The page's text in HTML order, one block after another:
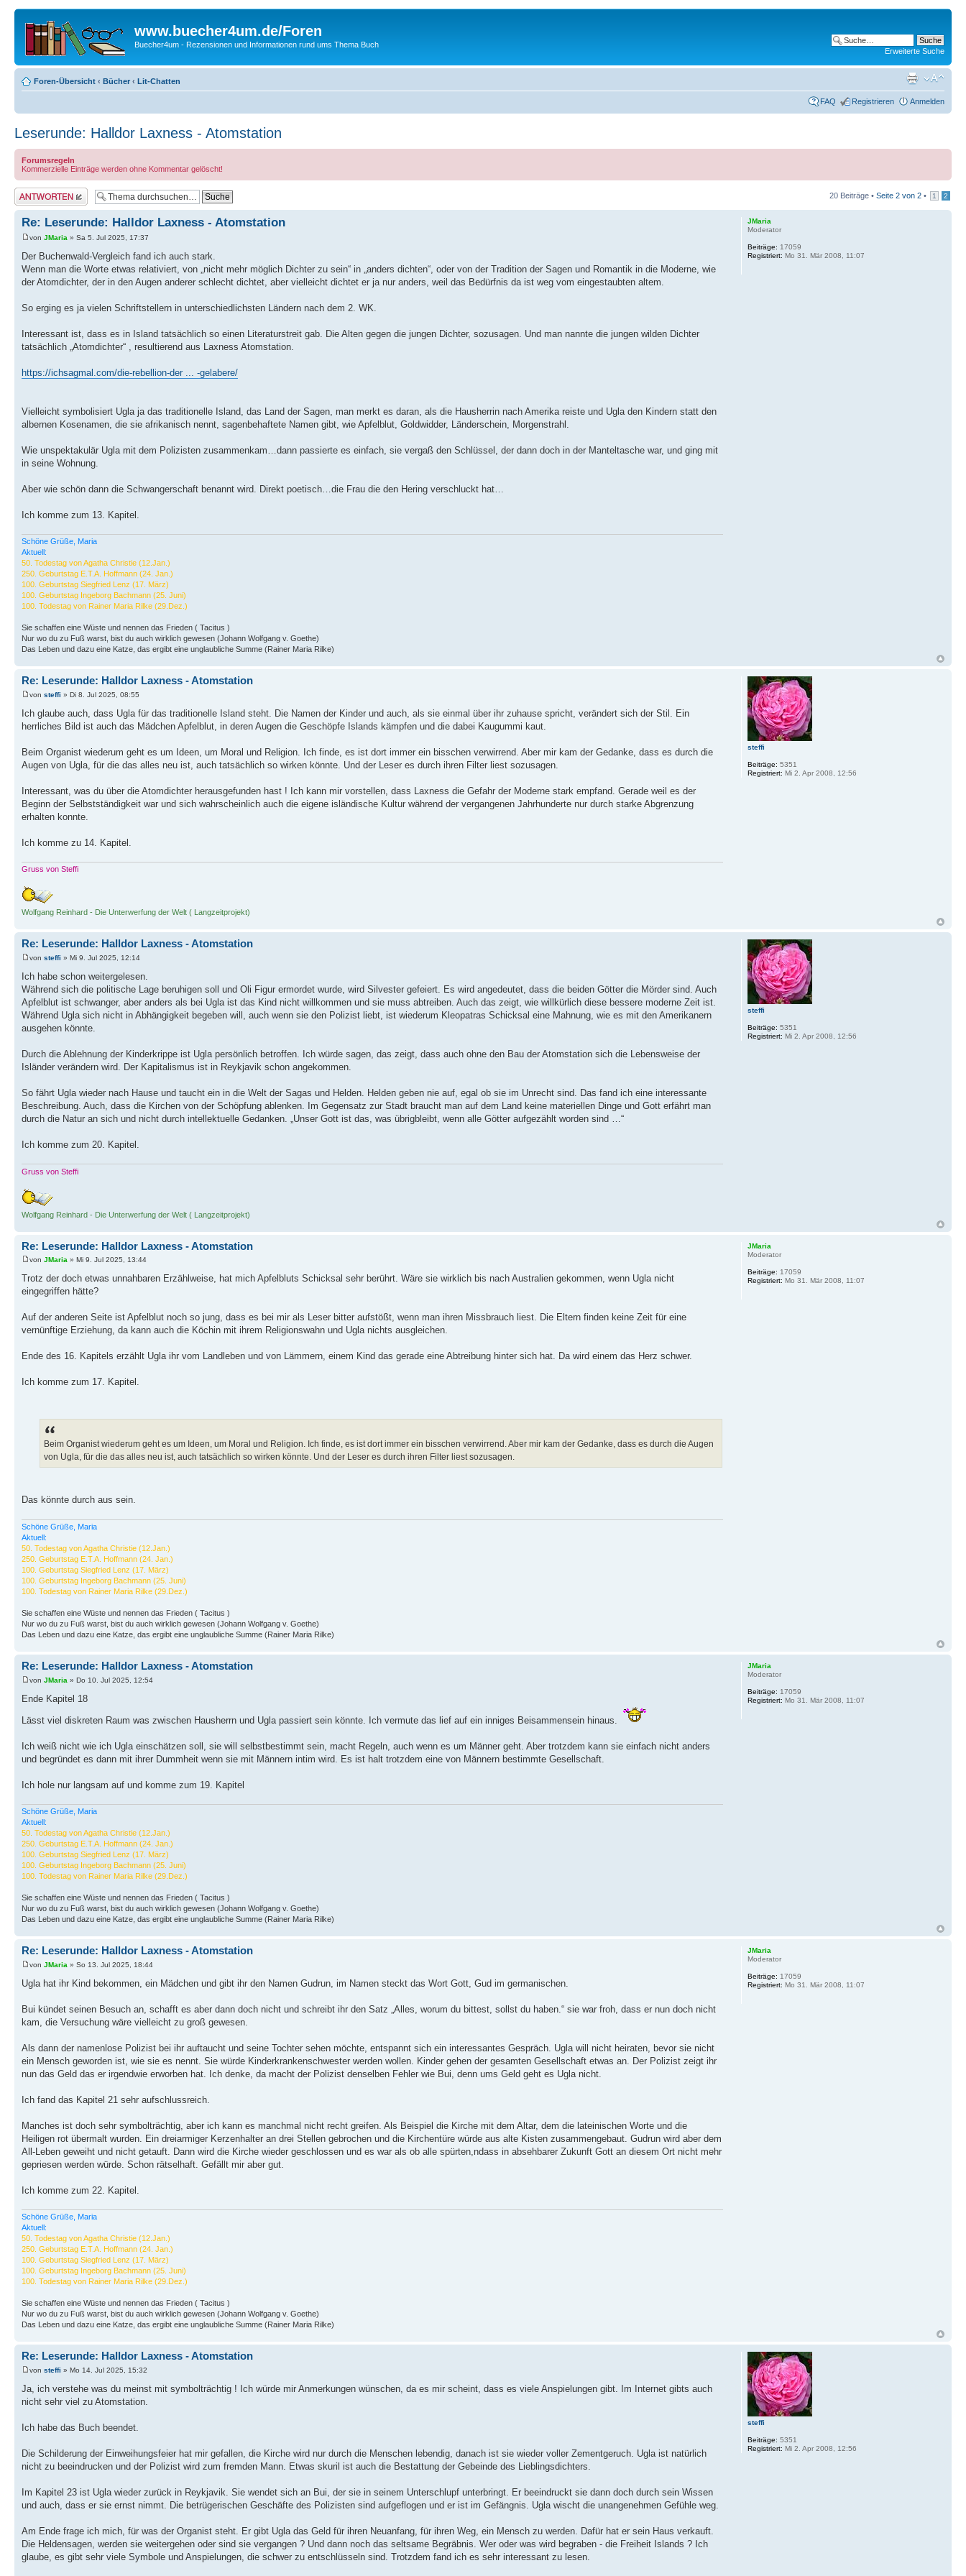
www.buecher4um.de/Foren
Buecher4um - Rezensionen und Informationen rund ums Thema Buch
Erweiterte Suche
Foren-Übersicht ‹ Bücher ‹ Lit-Chatten
FAQ Registrieren Anmelden
Leserunde: Halldor Laxness - Atomstation
Forumsregeln
Kommerzielle Einträge werden ohne Kommentar gelöscht!
Antwort erstellen 20 Beiträge • Seite 2 von 2 • 1 2
Re: Leserunde: Halldor Laxness - Atomstation
von JMaria » Sa 5. Jul 2025, 17:37
Der Buchenwald-Vergleich fand ich auch stark.
Wenn man die Worte etwas relativiert, von „nicht mehr möglich Dichter zu sein“ in „anders dichten“, oder von der Tradition der Sagen und Romantik in die Moderne, wie
der Atomdichter, der in den Augen anderer schlecht dichtet, aber vielleicht dichtet er ja nur anders, weil das Bedürfnis da ist weg vom eingestaubten altem.
So erging es ja vielen Schriftstellern in unterschiedlichsten Ländern nach dem 2. WK.
Interessant ist, dass es in Island tatsächlich so einen Literaturstreit gab. Die Alten gegen die jungen Dichter, sozusagen. Und man nannte die jungen wilden Dichter
tatsächlich „Atomdichter“ , resultierend aus Laxness Atomstation.
https://ichsagmal.com/die-rebellion-der ... -gelabere/
Vielleicht symbolisiert Ugla ja das traditionelle Island, das Land der Sagen, man merkt es daran, als die Hausherrin nach Amerika reiste und Ugla den Kindern statt den
albernen Kosenamen, die sie afrikanisch nennt, sagenbehaftete Namen gibt, wie Apfelblut, Goldwidder, Länderschein, Morgenstrahl.
Wie unspektakulär Ugla mit dem Polizisten zusammenkam…dann passierte es einfach, sie vergaß den Schlüssel, der dann doch in der Manteltasche war, und ging mit
in seine Wohnung.
Aber wie schön dann die Schwangerschaft benannt wird. Direkt poetisch…die Frau die den Hering verschluckt hat…
Ich komme zum 13. Kapitel.
Schöne Grüße, Maria
Aktuell:
50. Todestag von Agatha Christie (12.Jan.)
250. Geburtstag E.T.A. Hoffmann (24. Jan.)
100. Geburtstag Siegfried Lenz (17. März)
100. Geburtstag Ingeborg Bachmann (25. Juni)
100. Todestag von Rainer Maria Rilke (29.Dez.)
Sie schaffen eine Wüste und nennen das Frieden ( Tacitus )
Nur wo du zu Fuß warst, bist du auch wirklich gewesen (Johann Wolfgang v. Goethe)
Das Leben und dazu eine Katze, das ergibt eine unglaubliche Summe (Rainer Maria Rilke)
JMaria
Moderator
Beiträge: 17059
Registriert: Mo 31. Mär 2008, 11:07
Re: Leserunde: Halldor Laxness - Atomstation
von steffi » Di 8. Jul 2025, 08:55
Ich glaube auch, dass Ugla für das traditionelle Island steht. Die Namen der Kinder und auch, als sie einmal über ihr zuhause spricht, verändert sich der Stil. Ein
herrliches Bild ist auch das Mädchen Apfelblut, in deren Augen die Geschöpfe Islands kämpfen und die dabei Kaugummi kaut.
Beim Organist wiederum geht es um Ideen, um Moral und Religion. Ich finde, es ist dort immer ein bisschen verwirrend. Aber mir kam der Gedanke, dass es durch die
Augen von Ugla, für die das alles neu ist, auch tatsächlich so wirken könnte. Und der Leser es durch ihren Filter liest sozusagen.
Interessant, was du über die Atomdichter herausgefunden hast ! Ich kann mir vorstellen, dass Laxness die Gefahr der Moderne stark empfand. Gerade weil es der
Beginn der Selbstständigkeit war und sich wahrscheinlich auch die eigene isländische Kultur während der vergangenen Jahrhunderte nur durch starke Abgrenzung
erhalten konnte.
Ich komme zu 14. Kapitel.
Gruss von Steffi
Wolfgang Reinhard - Die Unterwerfung der Welt ( Langzeitprojekt)
steffi
Beiträge: 5351
Registriert: Mi 2. Apr 2008, 12:56
Re: Leserunde: Halldor Laxness - Atomstation
von steffi » Mi 9. Jul 2025, 12:14
Ich habe schon weitergelesen.
Während sich die politische Lage beruhigen soll und Oli Figur ermordet wurde, wird Silvester gefeiert. Es wird angedeutet, dass die beiden Götter die Mörder sind. Auch
Apfelblut ist schwanger, aber anders als bei Ugla ist das Kind nicht willkommen und sie muss abtreiben. Auch das zeigt, wie willkürlich diese bessere moderne Zeit ist.
Während Ugla sich nicht in Abhängigkeit begeben will, auch wenn sie den Polizist liebt, ist wiederum Kleopatras Schicksal eine Mahnung, wie es mit den Amerikanern
ausgehen könnte.
Durch die Ablehnung der Kinderkrippe ist Ugla persönlich betroffen. Ich würde sagen, das zeigt, dass auch ohne den Bau der Atomstation sich die Lebensweise der
Isländer verändern wird. Der Kapitalismus ist in Reykjavik schon angekommen.
So fährt Ugla wieder nach Hause und taucht ein in die Welt der Sagas und Helden. Helden geben nie auf, egal ob sie im Unrecht sind. Das fand ich eine interessante
Beschreibung. Auch, dass die Kirchen von der Schöpfung ablenken. Im Gegensatz zur Stadt braucht man auf dem Land keine materiellen Dinge und Gott erfährt man
durch die Natur an sich und nicht durch intellektuelle Gedanken. „Unser Gott ist das, was übrigbleibt, wenn alle Götter aufgezählt worden sind …“
Ich komme zum 20. Kapitel.
Gruss von Steffi
Wolfgang Reinhard - Die Unterwerfung der Welt ( Langzeitprojekt)
steffi
Beiträge: 5351
Registriert: Mi 2. Apr 2008, 12:56
Re: Leserunde: Halldor Laxness - Atomstation
von JMaria » Mi 9. Jul 2025, 13:44
Trotz der doch etwas unnahbaren Erzählweise, hat mich Apfelbluts Schicksal sehr berührt. Wäre sie wirklich bis nach Australien gekommen, wenn Ugla nicht
eingegriffen hätte?
Auf der anderen Seite ist Apfelblut noch so jung, dass es bei mir als Leser bitter aufstößt, wenn man ihren Missbrauch liest. Die Eltern finden keine Zeit für eine
vernünftige Erziehung, da kann auch die Köchin mit ihrem Religionswahn und Ugla nichts ausgleichen.
Ende des 16. Kapitels erzählt Ugla ihr vom Landleben und von Lämmern, einem Kind das gerade eine Abtreibung hinter sich hat. Da wird einem das Herz schwer.
Ich komme zum 17. Kapitel.
Beim Organist wiederum geht es um Ideen, um Moral und Religion. Ich finde, es ist dort immer ein bisschen verwirrend. Aber mir kam der Gedanke, dass es durch die Augen
von Ugla, für die das alles neu ist, auch tatsächlich so wirken könnte. Und der Leser es durch ihren Filter liest sozusagen.
Das könnte durch aus sein.
Schöne Grüße, Maria
Aktuell:
50. Todestag von Agatha Christie (12.Jan.)
250. Geburtstag E.T.A. Hoffmann (24. Jan.)
100. Geburtstag Siegfried Lenz (17. März)
100. Geburtstag Ingeborg Bachmann (25. Juni)
100. Todestag von Rainer Maria Rilke (29.Dez.)
Sie schaffen eine Wüste und nennen das Frieden ( Tacitus )
Nur wo du zu Fuß warst, bist du auch wirklich gewesen (Johann Wolfgang v. Goethe)
Das Leben und dazu eine Katze, das ergibt eine unglaubliche Summe (Rainer Maria Rilke)
JMaria
Moderator
Beiträge: 17059
Registriert: Mo 31. Mär 2008, 11:07
Re: Leserunde: Halldor Laxness - Atomstation
von JMaria » Do 10. Jul 2025, 12:54
Ende Kapitel 18
Lässt viel diskreten Raum was zwischen Hausherrn und Ugla passiert sein könnte. Ich vermute das lief auf ein inniges Beisammensein hinaus.
Ich weiß nicht wie ich Ugla einschätzen soll, sie will selbstbestimmt sein, macht Regeln, auch wenn es um Männer geht. Aber trotzdem kann sie einfach nicht anders
und begründet es dann mit ihrer Dummheit wenn sie mit Männern intim wird. Es ist halt trotzdem eine von Männern bestimmte Gesellschaft.
Ich hole nur langsam auf und komme zum 19. Kapitel
Schöne Grüße, Maria
Aktuell:
50. Todestag von Agatha Christie (12.Jan.)
250. Geburtstag E.T.A. Hoffmann (24. Jan.)
100. Geburtstag Siegfried Lenz (17. März)
100. Geburtstag Ingeborg Bachmann (25. Juni)
100. Todestag von Rainer Maria Rilke (29.Dez.)
Sie schaffen eine Wüste und nennen das Frieden ( Tacitus )
Nur wo du zu Fuß warst, bist du auch wirklich gewesen (Johann Wolfgang v. Goethe)
Das Leben und dazu eine Katze, das ergibt eine unglaubliche Summe (Rainer Maria Rilke)
JMaria
Moderator
Beiträge: 17059
Registriert: Mo 31. Mär 2008, 11:07
Re: Leserunde: Halldor Laxness - Atomstation
von JMaria » So 13. Jul 2025, 18:44
Ugla hat ihr Kind bekommen, ein Mädchen und gibt ihr den Namen Gudrun, im Namen steckt das Wort Gott, Gud im germanischen.
Bui kündet seinen Besuch an, schafft es aber dann doch nicht und schreibt ihr den Satz „Alles, worum du bittest, sollst du haben.“ sie war froh, dass er nun doch nicht
kam, die Versuchung wäre vielleicht zu groß gewesen.
Als dann der namenlose Polizist bei ihr auftaucht und seine Tochter sehen möchte, entspannt sich ein interessantes Gespräch. Ugla will nicht heiraten, bevor sie nicht
ein Mensch geworden ist, wie sie es nennt. Sie würde Kinderkrankenschwester werden wollen. Kinder gehen der gesamten Gesellschaft etwas an. Der Polizist zeigt ihr
nun das Geld das er irgendwie erworben hat. Ich denke, da macht der Polizist denselben Fehler wie Bui, denn ums Geld geht es Ugla nicht.
Ich fand das Kapitel 21 sehr aufschlussreich.
Manches ist doch sehr symbolträchtig, aber ich kann es manchmal nicht recht greifen. Als Beispiel die Kirche mit dem Altar, dem die lateinischen Worte und die
Heiligen rot übermalt wurden. Ein dreiarmiger Kerzenhalter an drei Stellen gebrochen und die Kirchentüre würde aus alte Kisten zusammengebaut. Gudrun wird aber dem
All-Leben geweiht und nicht getauft. Dann wird die Kirche wieder geschlossen und es war als ob alle spürten,ndass in absehbarer Zukunft Gott an diesem Ort nicht mehr
gepriesen werden würde. Schon rätselhaft. Gefällt mir aber gut.
Ich komme zum 22. Kapitel.
Schöne Grüße, Maria
Aktuell:
50. Todestag von Agatha Christie (12.Jan.)
250. Geburtstag E.T.A. Hoffmann (24. Jan.)
100. Geburtstag Siegfried Lenz (17. März)
100. Geburtstag Ingeborg Bachmann (25. Juni)
100. Todestag von Rainer Maria Rilke (29.Dez.)
Sie schaffen eine Wüste und nennen das Frieden ( Tacitus )
Nur wo du zu Fuß warst, bist du auch wirklich gewesen (Johann Wolfgang v. Goethe)
Das Leben und dazu eine Katze, das ergibt eine unglaubliche Summe (Rainer Maria Rilke)
JMaria
Moderator
Beiträge: 17059
Registriert: Mo 31. Mär 2008, 11:07
Re: Leserunde: Halldor Laxness - Atomstation
von steffi » Mo 14. Jul 2025, 15:32
Ja, ich verstehe was du meinst mit symbolträchtig ! Ich würde mir Anmerkungen wünschen, da es mir scheint, dass es viele Anspielungen gibt. Im Internet gibts auch
nicht sehr viel zu Atomstation.
Ich habe das Buch beendet.
Die Schilderung der Einweihungsfeier hat mir gefallen, die Kirche wird nur durch die Menschen lebendig, danach ist sie wieder voller Zementgeruch. Ugla ist natürlich
nicht zu beeindrucken und der Polizist wird zum fremden Mann. Etwas skuril ist auch die Bestattung der Gebeinde des Lieblingsdichters.
Im Kapitel 23 ist Ugla wieder zurück in Reykjavik. Sie wendet sich an Bui, der sie in seinem Unterschlupf unterbringt. Er beeindruckt sie dann doch durch sein Wissen
und auch, dass er sie ernst nimmt. Die betrügerischen Geschäfte des Polizisten sind aufgeflogen und er ist im Gefängnis. Ugla wischt die unangenehmen Gefühle weg.
Am Ende frage ich mich, für was der Organist steht. Er gibt Ugla das Geld für ihren Neuanfang, für ihren Weg, ein Mensch zu werden. Dafür hat er sein Haus verkauft.
Die Heldensagen, werden sie weitergehen oder sind sie vergangen ? Und dann noch das seltsame Begräbnis. Wer oder was wird begraben - die Freiheit Islands ? Ich
glaube, es gibt sehr viele Symbole und Anspielungen, die schwer zu entschlüsseln sind. Trotzdem fand ich es sehr interessant zu lesen.
steffi
Beiträge: 5351
Registriert: Mi 2. Apr 2008, 12:56